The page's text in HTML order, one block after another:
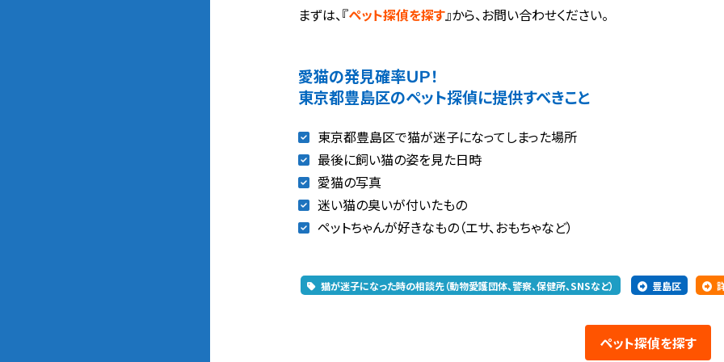
まずは、『ペット探偵を探す』から、お問い合わせください。
愛猫の発見確率ＵＰ！
東京都豊島区のペット探偵に提供すべきこと
東京都豊島区で猫が迷子になってしまった場所
最後に飼い猫の姿を見た日時
愛猫の写真
迷い猫の臭いが付いたもの
ペットちゃんが好きなもの（エサ、おもちゃなど）
猫が迷子になった時の相談先（動物愛護団体、警察、保健所、SNSなど） 豊島区
ペット探偵を探す